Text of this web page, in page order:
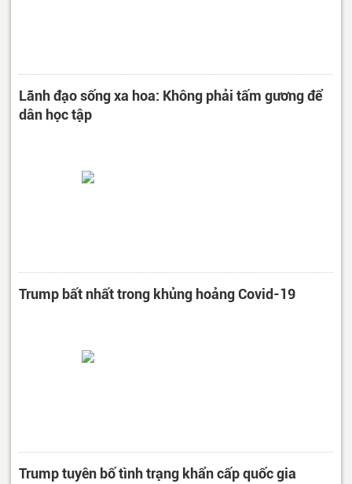
Lãnh đạo sống xa hoa: Không phải tấm gương để
dân học tập
Trump bất nhất trong khủng hoảng Covid-19
Trump tuyên bố tình trạng khẩn cấp quốc gia